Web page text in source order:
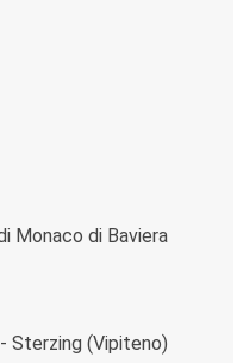
Monaco di Baviera
Sterzing (Vipiteno)